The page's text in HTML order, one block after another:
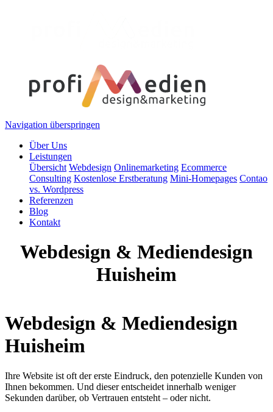
Navigation überspringen
Über Uns
Leistungen
Übersicht Webdesign Onlinemarketing Ecommerce
Consulting Kostenlose Erstberatung Mini-Homepages Contao
vs. Wordpress
Referenzen
Blog
Kontakt
Webdesign & Mediendesign
Huisheim
Webdesign & Mediendesign
Huisheim
Ihre Website ist oft der erste Eindruck, den potenzielle Kunden von
Ihnen bekommen. Und dieser entscheidet innerhalb weniger
Sekunden darüber, ob Vertrauen entsteht – oder nicht.